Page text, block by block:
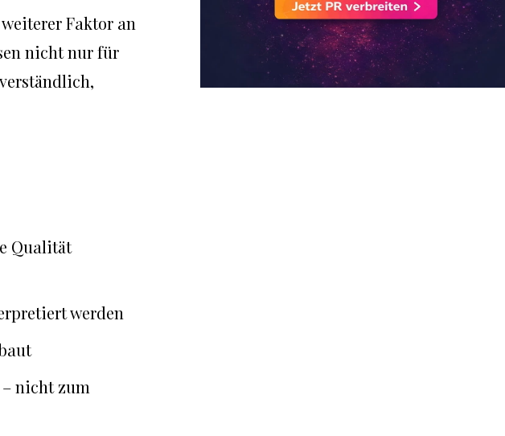
Faktor an
nicht nur für
Qualität
werden
nicht zum